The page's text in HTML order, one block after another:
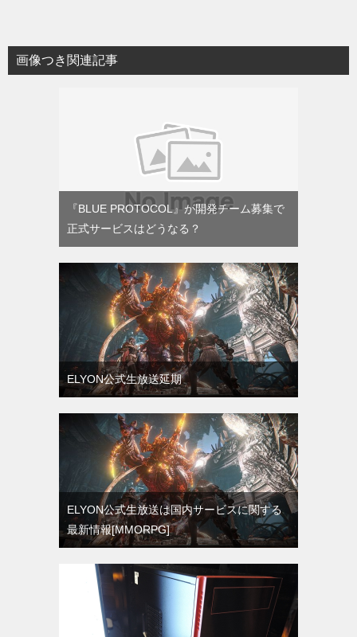
画像つき関連記事
『BLUE PROTOCOL』が開発チーム募集で
正式サービスはどうなる？
ELYON公式生放送延期
ELYON公式生放送は国内サービスに関する
最新情報[MMORPG]